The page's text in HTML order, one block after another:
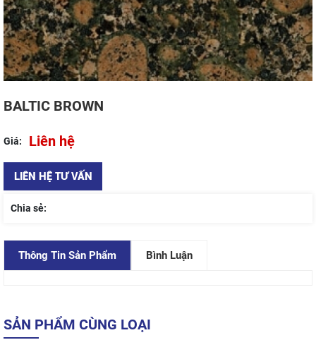
BALTIC BROWN
Giá: Liên hệ
LIÊN HỆ TƯ VẤN
Chia sẻ:
Thông Tin Sản Phẩm Bình Luận
SẢN PHẨM CÙNG LOẠI